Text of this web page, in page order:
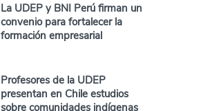
La UDEP y BNI Perú firman un
convenio para fortalecer la
formación empresarial
Profesores de la UDEP
presentan en Chile estudios
sobre comunidades indígenas